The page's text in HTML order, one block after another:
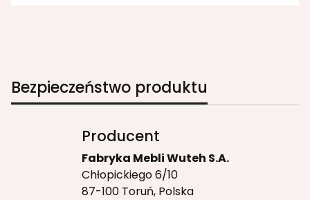
Bezpieczeństwo produktu
Producent
Fabryka Mebli Wuteh S.A.
Chłopickiego 6/10
87-100 Toruń, Polska